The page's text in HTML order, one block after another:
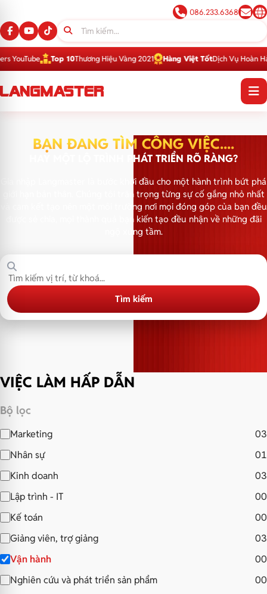
086.233.6368
Top 10Thương Hiệu Vàng 2021 Hàng Việt TốtDịch Vụ Hoàn Hảo
BẠN ĐANG TÌM CÔNG VIỆC....
HAY MỘT LỘ TRÌNH PHÁT TRIỂN RÕ RÀNG?
Gia nhập Langmaster là bước khởi đầu cho một hành trình bứt phá
giới hạn bản thân. Chúng tôi trân trọng từng sự cố gắng nhỏ nhất
và cam kết tạo nên một môi trường nơi mọi đóng góp của bạn đều
được sẻ chia, mọi thành quả bạn kiến tạo đều nhận về những đãi
ngộ xứng tầm.
Tìm kiếm
VIỆC LÀM HẤP DẪN
Bộ lọc
Marketing
03
Nhân sự
01
Kinh doanh
03
Lập trình - IT
00
Kế toán
00
Giảng viên, trợ giảng
03
Vận hành
00
Nghiên cứu và phát triển sản phẩm
00